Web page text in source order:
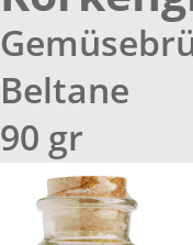
Beltane
90 gr